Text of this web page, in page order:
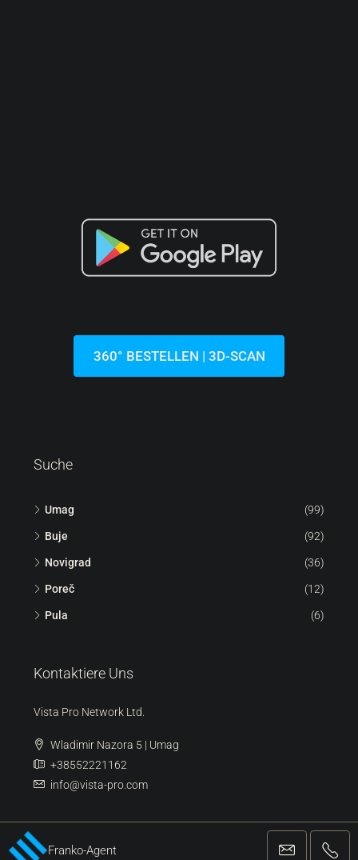
360° BESTELLEN | 3D-SCAN
Franko-Agent
Suche
Umag (99)
Buje (92)
Novigrad (36)
Poreč (12)
Pula (6)
Kontaktiere Uns
Vista Pro Network Ltd.
Wladimir Nazora 5 | Umag
+38552221162
info@vista-pro.com